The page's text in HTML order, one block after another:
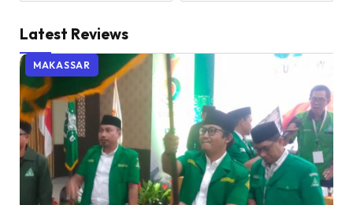
Latest Reviews
MAKASSAR